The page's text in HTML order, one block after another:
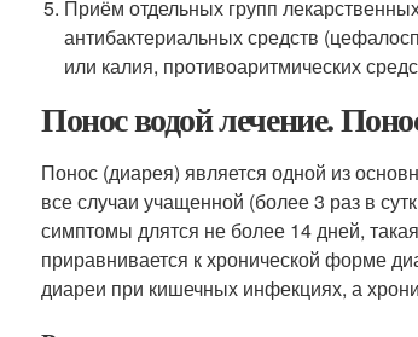
Приём отдельных групп
антибактериальных средств
или калия, противоаритмических
Понос водой лечение.
Понос (диарея) является одной из
все случаи учащенной (более 3 раз в
симптомы длятся не более 14 дней,
приравнивается к хронической форме
диареи при кишечных инфекциях, а